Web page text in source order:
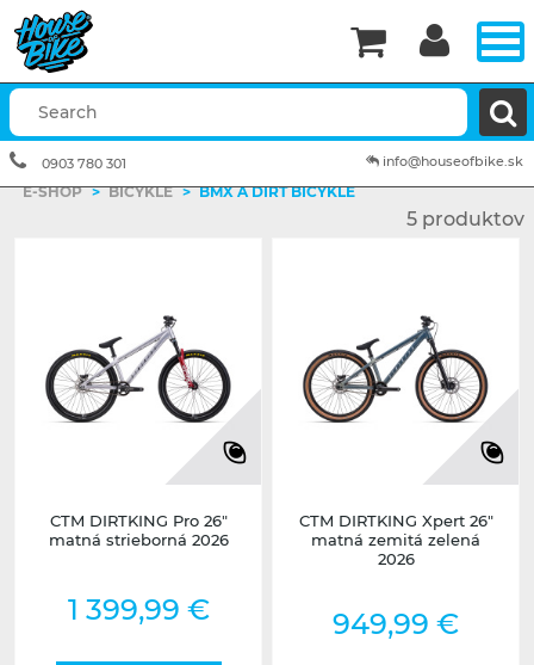
E-SHOP > BICYKLE > BMX A DIRT BICYKLE
5 produktov
CTM DIRTKING Pro 26"
matná strieborná 2026
1 399,99 €
CTM DIRTKING Xpert 26"
matná zemitá zelená
2026
949,99 €


info@houseofbike.sk
0903 780 301